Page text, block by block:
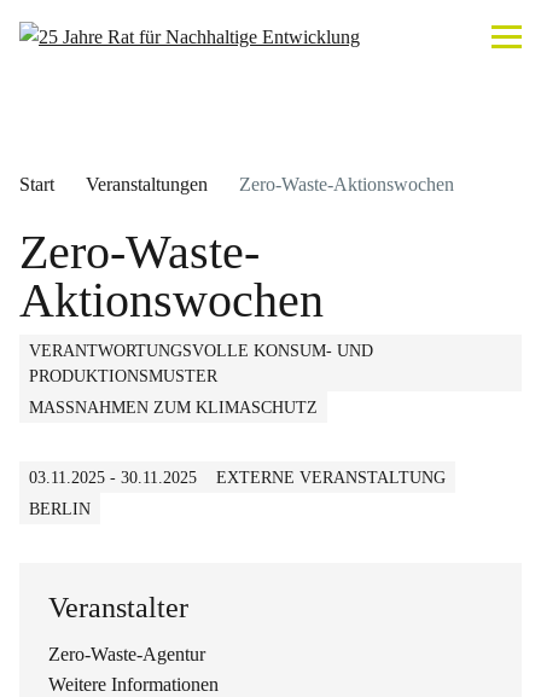
Start Veranstaltungen Zero-Waste-Aktionswochen
Zero-Waste-
Aktionswochen
VERANTWORTUNGSVOLLE KONSUM- UND
PRODUKTIONSMUSTER
MASSNAHMEN ZUM KLIMASCHUTZ
03.11.2025 - 30.11.2025
EXTERNE VERANSTALTUNG
BERLIN
Veranstalter
Zero-Waste-Agentur
Weitere Informationen